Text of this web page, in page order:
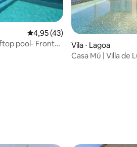
4,95 de uma avaliação média
4,95 (43)
pool- Front
Vila ⋅ Lagoa
Casa Mú | Villa de